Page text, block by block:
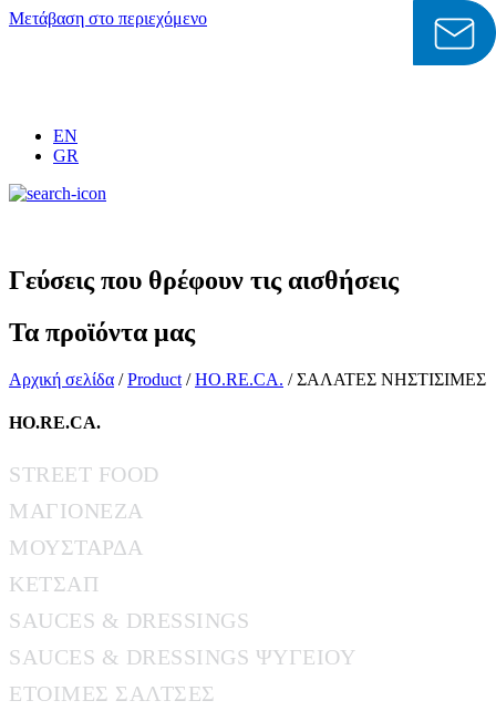
Μετάβαση στο περιεχόμενο
EN
GR
Γεύσεις που θρέφουν τις αισθήσεις
Τα προϊόντα μας
Αρχική σελίδα /Product /HO.RE.CA. / ΣΑΛΑΤΕΣ ΝΗΣΤΙΣΙΜΕΣ
HO.RE.CA.
STREET FOOD
ΜΑΓΙΟΝΕΖΑ
ΜΟΥΣΤΑΡΔΑ
ΚΕΤΣΑΠ
SAUCES & DRESSINGS
SAUCES & DRESSINGS ΨΥΓΕΙΟΥ
ΕΤΟΙΜΕΣ ΣΑΛΤΣΕΣ